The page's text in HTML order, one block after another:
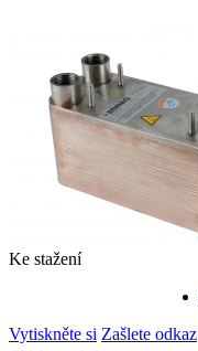
Ke stažení
Vytiskněte si Zašlete odkaz